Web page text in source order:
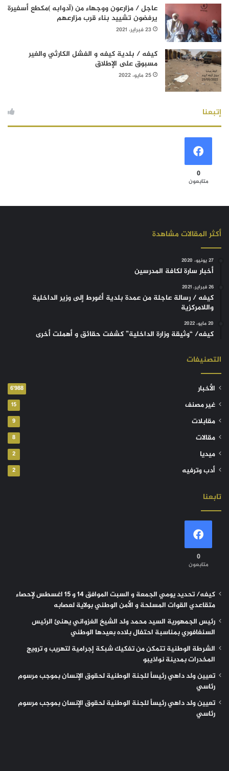
عاجل / مزارعون ووجهاء من (آدوابه )مكطع أسفيرة
يرفضون تشييد بناء قرب مزارعهم
23 فبراير، 2021
كيفه / بلدية كيفه و الفشل الكارثي والغير
مسبوق على الإطلاق
25 مايو، 2022
إتبعنا
0
متابعون
أكثر المقالات مشاهدة
27 يونيو، 2020
أخبار سارة لكافة المدرسين
26 فبراير، 2021
كيفه / رسالة عاجلة من عمدة بلدية أغورط إلى وزير الداخلية
واللامركزية
20 مايو، 2022
كيفه/ “وثيقة وزارة الداخلية” كشفت حقائق و أهملت أخرى
التصنيفات
الأخبار 6٬988
غير مصنف 15
مقابلات 9
مقالات 8
ميديا 2
أدب وترفيه 2
تابعنا
0
متابعون
كيفه/ تحديد يومي الجمعة و السبت الموافق 14 و 15 اغسطس لإحصاء
متقاعدي القوات المسلحة و الأمن الوطني بولاية لعصابه
رئيس الجمهورية السيد محمد ولد الشيخ الغزواني يهنئ الرئيس
السنغافوري بمناسبة احتفال بلاده بعيدها الوطني
الشرطة الوطنية تتمكن من تفكيك شبكة إجرامية لتهريب و ترويج
المخدرات بمدينة نواذيبو
تعيين ولد داهي رئيساً للجنة الوطنية لحقوق الإنسان بموجب مرسوم
رئاسي
تعيين ولد داهي رئيساً للجنة الوطنية لحقوق الإنسان بموجب مرسوم
رئاسي